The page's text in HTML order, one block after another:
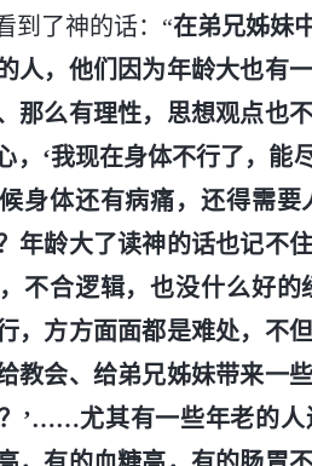
到了神的话：“在弟兄姊妹
人，他们因为年龄大也有
那么有理性，思想观点也
，‘我现在身体不行了，能
身体还有病痛，还得需
年龄大了读神的话也记不
不合逻辑，也没什么好
，方方面面都是难处，不
教会、给弟兄姊妹带来一
’……尤其有一些年老的